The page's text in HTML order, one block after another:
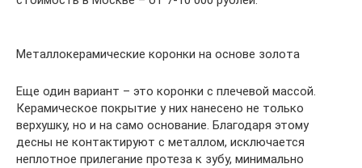
Металлокерамические коронки на основе золота
Еще один вариант – это коронки с плечевой массой.
Керамическое покрытие у них нанесено не только
верхушку, но и на само основание. Благодаря этому
десны не контактируют с металлом, исключается
неплотное прилегание протеза к зубу, минимально